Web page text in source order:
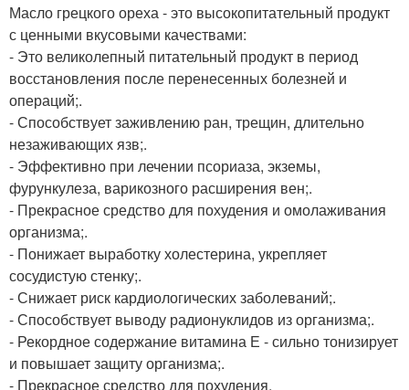
Масло грецкого ореха - это высокопитательный продукт
с ценными вкусовыми качествами:
- Это великолепный питательный продукт в период
восстановления после перенесенных болезней и
операций;.
- Способствует заживлению ран, трещин, длительно
незаживающих язв;.
- Эффективно при лечении псориаза, экземы,
фурункулеза, варикозного расширения вен;.
- Прекрасное средство для похудения и омолаживания
организма;.
- Понижает выработку холестерина, укрепляет
сосудистую стенку;.
- Снижает риск кардиологических заболеваний;.
- Способствует выводу радионуклидов из организма;.
- Рекордное содержание витамина Е - сильно тонизирует
и повышает защиту организма;.
- Прекрасное средство для похудения.